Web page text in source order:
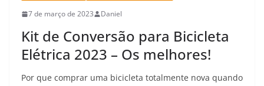
7 de março de 2023 Daniel
Kit de Conversão para Bicicleta
Elétrica 2023 – Os melhores!
Por que comprar uma bicicleta totalmente nova quando